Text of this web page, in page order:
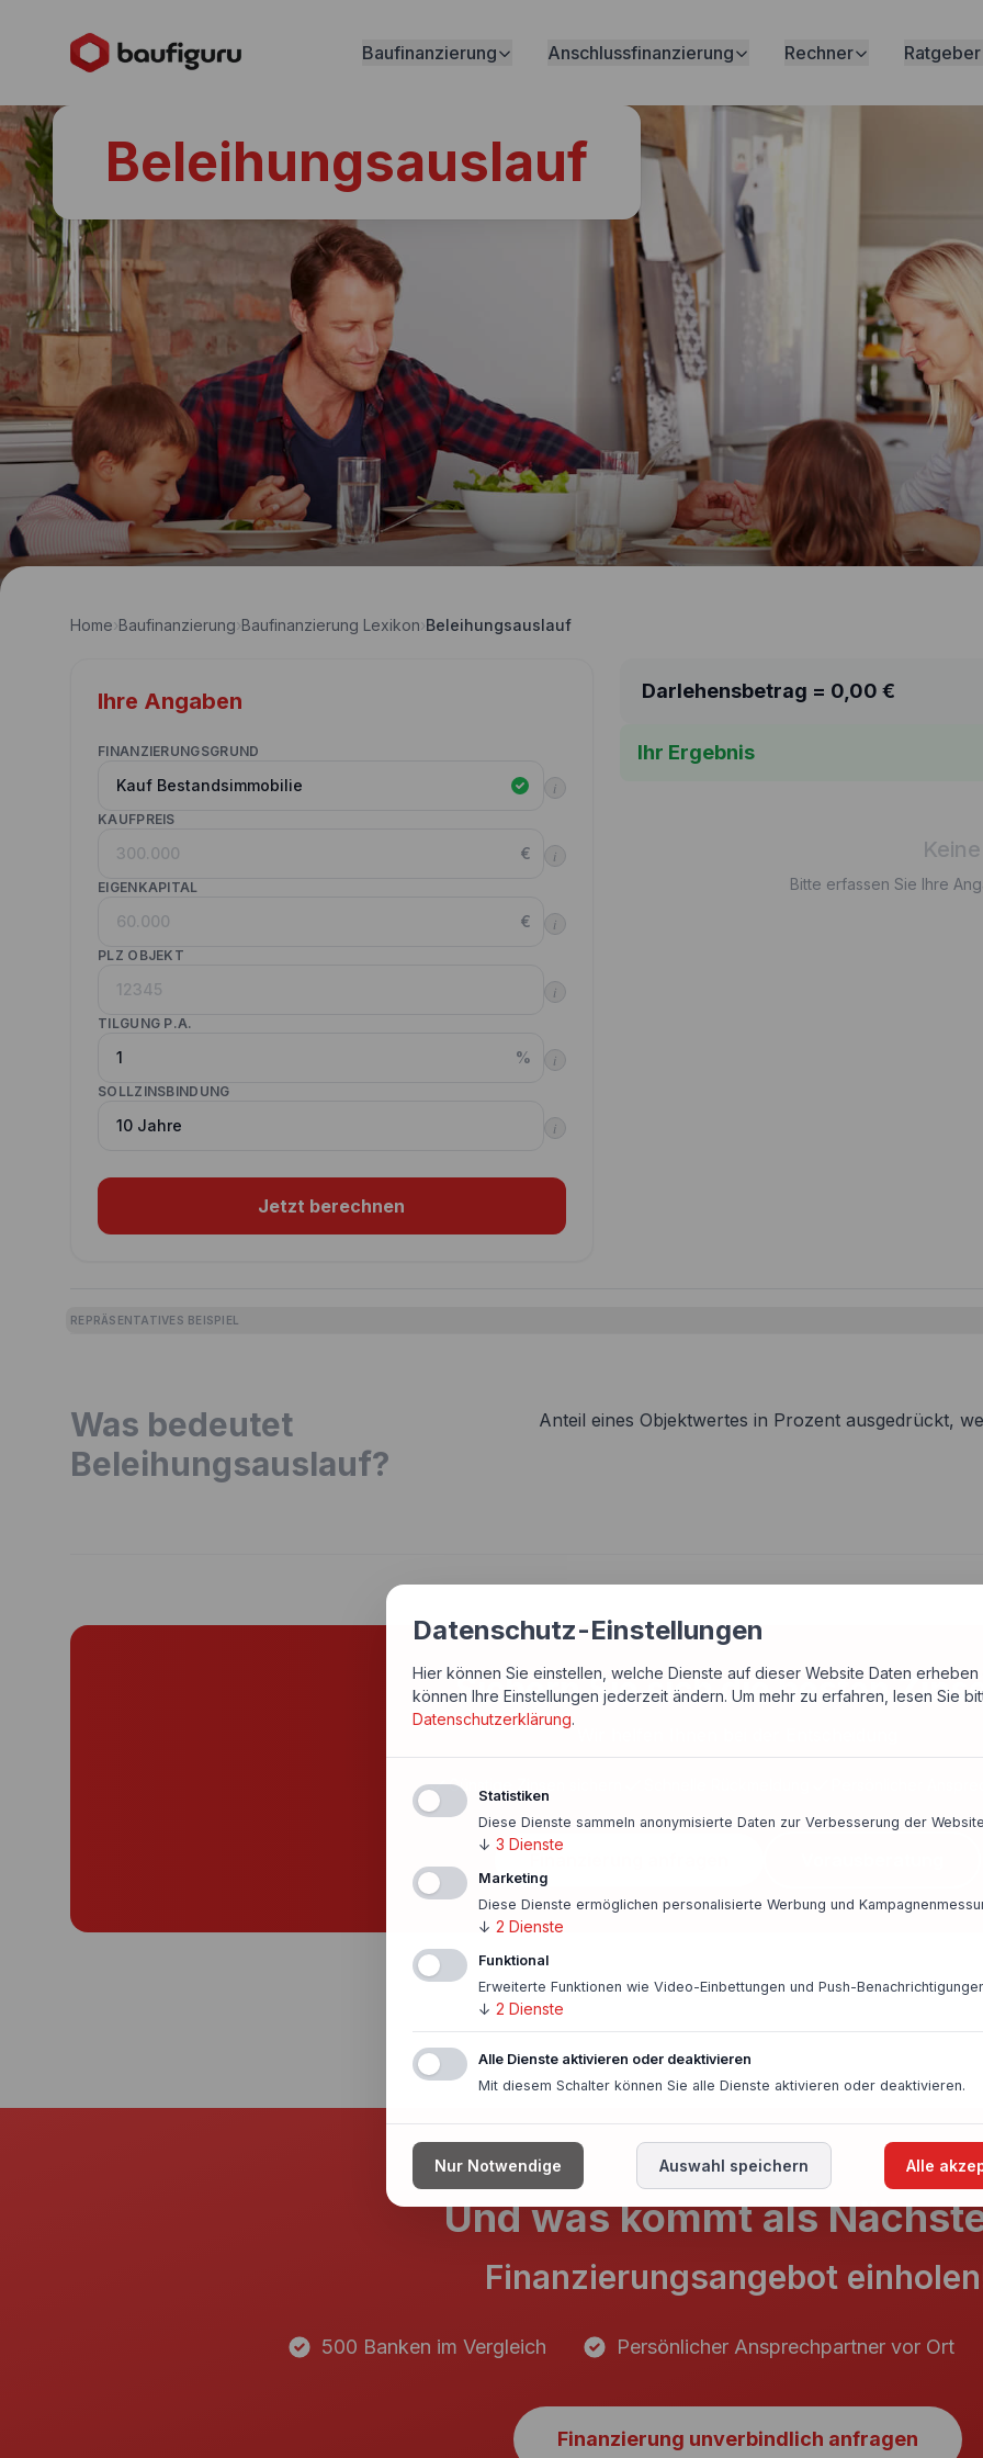
Baufinanzierung Anschlussfinanzierung Rechner Ratgeber
Beleihungsauslauf
Home›Baufinanzierung›Baufinanzierung Lexikon›Beleihungsauslauf
Ihre Angaben
FINANZIERUNGSGRUND
i
KAUFPREIS
€ i
EIGENKAPITAL
€ i
PLZ OBJEKT
i
TILGUNG P.A.
% i
SOLLZINSBINDUNG
i
Jetzt berechnen
Darlehensbetrag = 0,00 €
Ihr Ergebnis
Bitte erfassen Sie Ihre
REPRÄSENTATIVES BEISPIEL
Was bedeutet
Beleihungsauslauf?
Anteil eines Objektwertes in Prozent ausgedrückt,
Sichern Sie sich die besten
Günstige Zinsen sichern
Und was kommt als
Finanzierungsangebot
500 Banken im Vergleich Persönlicher Ansprechpartner vor Ort
Finanzierung unverbindlich anfragen
Datenschutz-Einstellungen
Hier können Sie einstellen, welche Dienste auf dieser Website Daten erheben
können Ihre Einstellungen jederzeit ändern. Um mehr zu erfahren, lesen Sie
Datenschutzerklärung.
Statistiken
Diese Dienste sammeln anonymisierte Daten zur Verbesserung der
↓ 3 Dienste
Marketing
Diese Dienste ermöglichen personalisierte Werbung und
↓ 2 Dienste
Funktional
Erweiterte Funktionen wie Video-Einbettungen und Push-
↓ 2 Dienste
Alle Dienste aktivieren oder deaktivieren
Mit diesem Schalter können Sie alle Dienste aktivieren oder deaktivieren.
Nur Notwendige Auswahl speichern Alle